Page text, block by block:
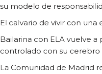
su modelo de
El calvario de vivir con
Bailarina con ELA vuelve a
controlado con su cerebro
La Comunidad de Madrid